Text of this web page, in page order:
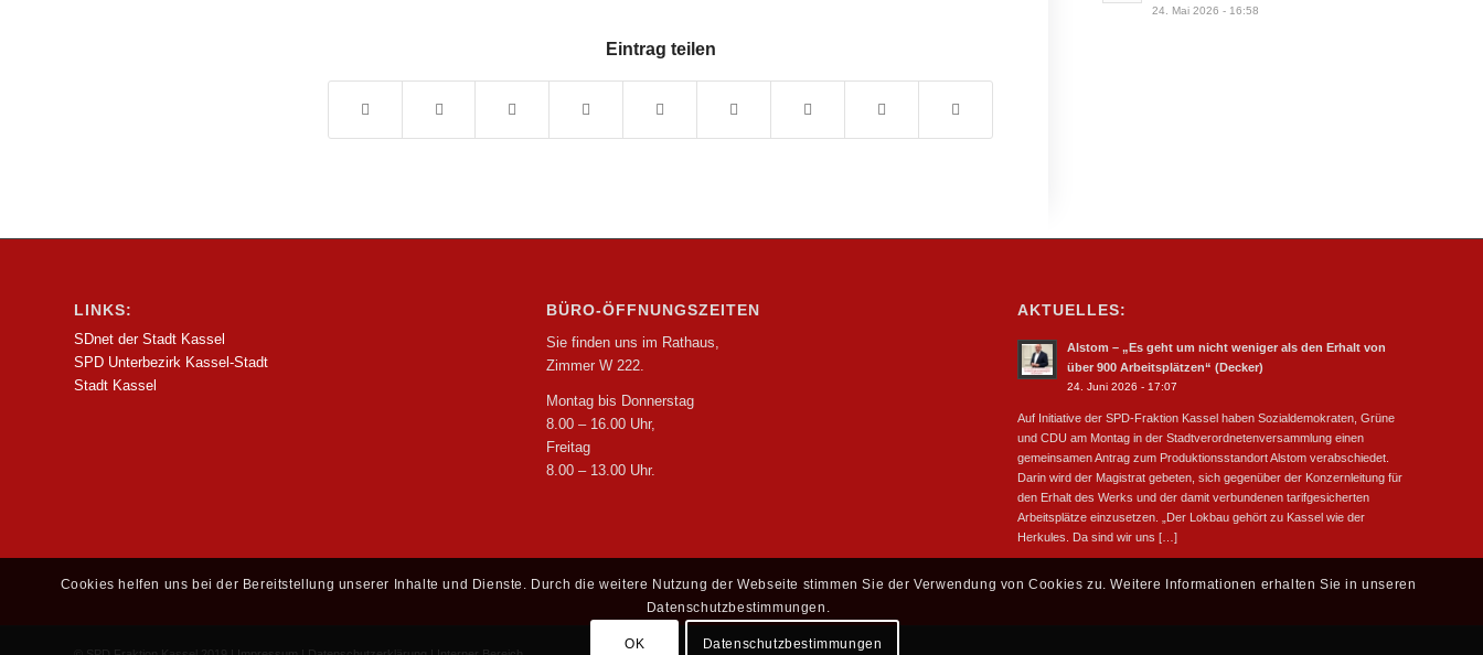
Eintrag teilen
24. Mai 2026 - 16:58
LINKS:
SDnet der Stadt Kassel
SPD Unterbezirk Kassel-Stadt
Stadt Kassel
BÜRO-ÖFFNUNGSZEITEN
Sie finden uns im Rathaus,
Zimmer W 222.
Montag bis Donnerstag
8.00 – 16.00 Uhr,
Freitag
8.00 – 13.00 Uhr.
AKTUELLES:
Alstom – „Es geht um nicht weniger als den Erhalt von
über 900 Arbeitsplätzen“ (Decker)
24. Juni 2026 - 17:07
Auf Initiative der SPD-Fraktion Kassel haben Sozialdemokraten, Grüne
und CDU am Montag in der Stadtverordnetenversammlung einen
gemeinsamen Antrag zum Produktionsstandort Alstom verabschiedet.
Darin wird der Magistrat gebeten, sich gegenüber der Konzernleitung für
den Erhalt des Werks und der damit verbundenen tarifgesicherten
Arbeitsplätze einzusetzen. „Der Lokbau gehört zu Kassel wie der
Herkules. Da sind wir uns […]
Cookies helfen uns bei der Bereitstellung unserer Inhalte und Dienste. Durch die weitere Nutzung der Webseite stimmen Sie der Verwendung von Cookies zu. Weitere Informationen erhalten Sie in unseren
Datenschutzbestimmungen.
OK Datenschutzbestimmungen